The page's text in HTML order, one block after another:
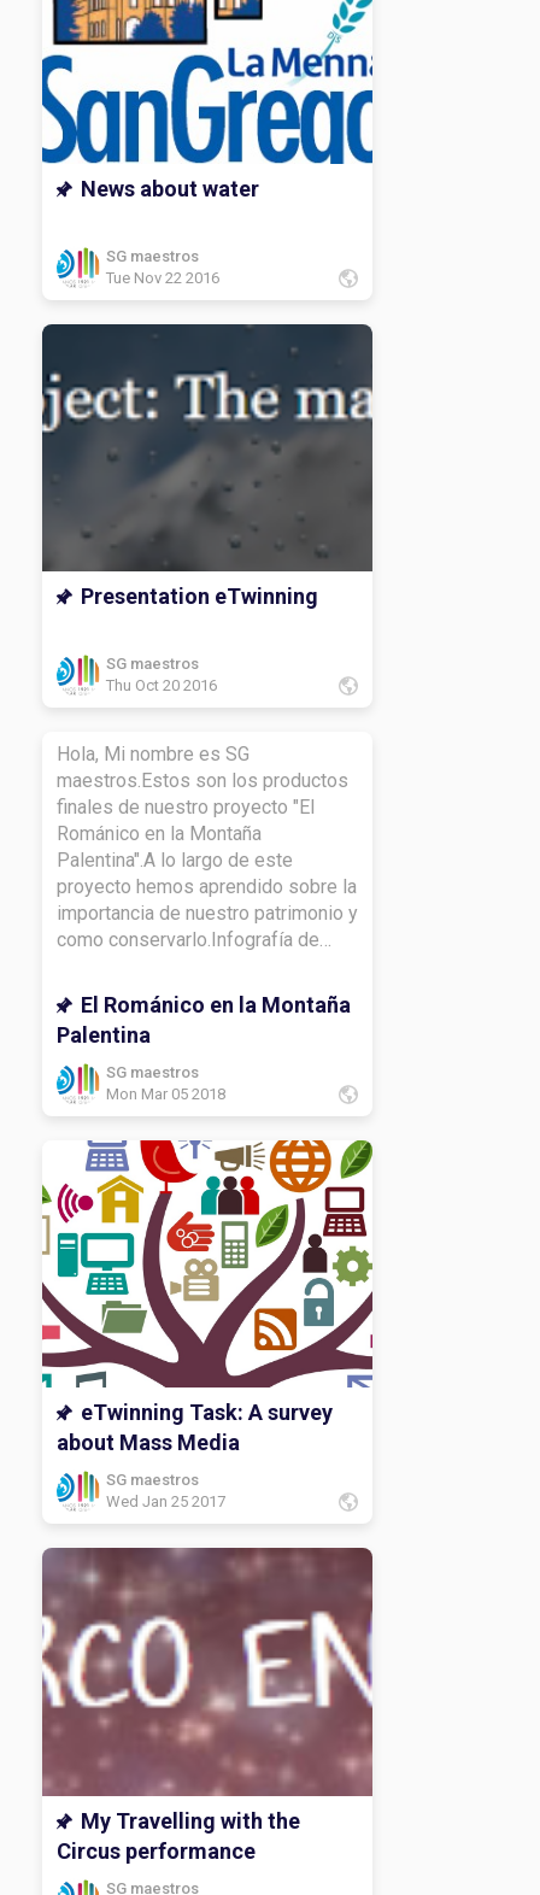
News about water
SG maestros
Tue Nov 22 2016
Presentation eTwinning
SG maestros
Thu Oct 20 2016
Hola, Mi nombre es SG
maestros.Estos son los productos
finales de nuestro proyecto "El
Románico en la Montaña
Palentina".A lo largo de este
proyecto hemos aprendido sobre la
importancia de nuestro patrimonio y
como conservarlo.Infografía de
lengua y vídeo.Infografía de
CCSS.Mapa de
matemáticas.Infografía de
inglés.Infografía de CCNN.Lema de
francés.DIARIO DE APRENDIZAJE:
proyecto?¿Qué te gustaría volver a
ver?¿Cómo has aprendido a lo largo
del proyecto?¿Qué te gustaría
conocer más sobre el
tema? Gracias por leerme.Hasta
luego.
El Románico en la Montaña
Palentina
SG maestros
Mon Mar 05 2018
eTwinning Task: A survey
about Mass Media
SG maestros
Wed Jan 25 2017
My Travelling with the
Circus performance
SG maestros